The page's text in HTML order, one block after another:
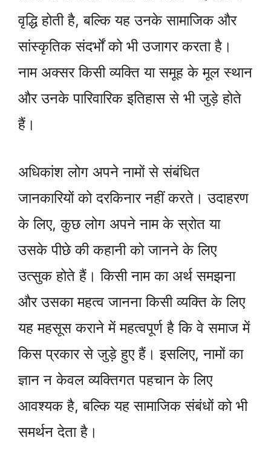
वृद्धि होती है, बल्कि यह उनके सामाजिक और
सांस्कृतिक संदर्भों को भी उजागर करता है।
नाम अक्सर किसी व्यक्ति या समूह के मूल स्थान
और उनके पारिवारिक इतिहास से भी जुड़े होते
हैं।
अधिकांश लोग अपने नामों से संबंधित
जानकारियों को दरकिनार नहीं करते। उदाहरण
के लिए, कुछ लोग अपने नाम के स्रोत या
उसके पीछे की कहानी को जानने के लिए
उत्सुक होते हैं। किसी नाम का अर्थ समझना
और उसका महत्व जानना किसी व्यक्ति के लिए
यह महसूस कराने में महत्वपूर्ण है कि वे समाज में
किस प्रकार से जुड़े हुए हैं। इसलिए, नामों का
ज्ञान न केवल व्यक्तिगत पहचान के लिए
आवश्यक है, बल्कि यह सामाजिक संबंधों को भी
समर्थन देता है।